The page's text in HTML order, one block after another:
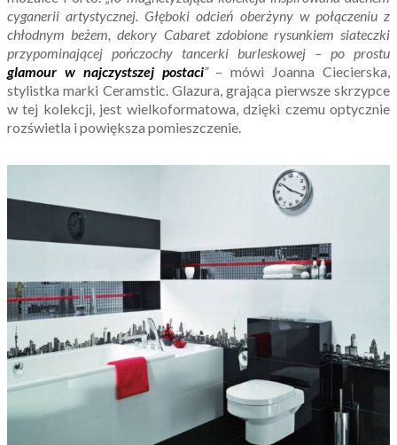
cyganerii artystycznej. Głęboki odcień oberżyny w połączeniu z
chłodnym beżem, dekory Cabaret zdobione rysunkiem siateczki
przypominającej pończochy tancerki burleskowej – po prostu
glamour w najczystszej postaci”– mówi Joanna Ciecierska,
stylistka marki Ceramstic. Glazura, grająca pierwsze skrzypce
w tej kolekcji, jest wielkoformatowa, dzięki czemu optycznie
rozświetla i powiększa pomieszczenie.